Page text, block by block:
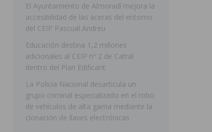
[ 08/08/2026 ]
Benferri da comienzo a sus
[ 07/08/2026 ]
DOLORES
El Ayuntamiento de Almoradí mejora la
accesibilidad de las aceras del entorno
del CEIP Pascual Andreu
Educación destina 1,2 millones
adicionales al CEIP nº 2 de Catral
dentro del Plan Edificant
La Policía Nacional desarticula un
grupo criminal especializado en el robo
de vehículos de alta gama mediante la
clonación de llaves electrónicas